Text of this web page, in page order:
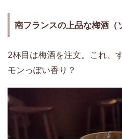
南フランスの上品な梅酒（
2杯目は梅酒を注文。これ、
モンっぽい香り？